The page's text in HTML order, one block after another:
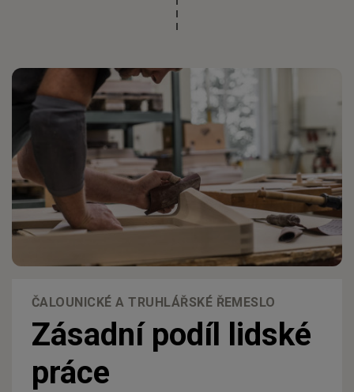
ČALOUNICKÉ A TRUHLÁŘSKÉ ŘEMESLO
Zásadní podíl lidské
práce